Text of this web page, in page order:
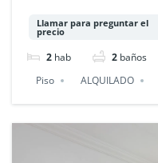
Llamar para preguntar el
precio
2 hab 2 baños
Piso
ALQUILADO